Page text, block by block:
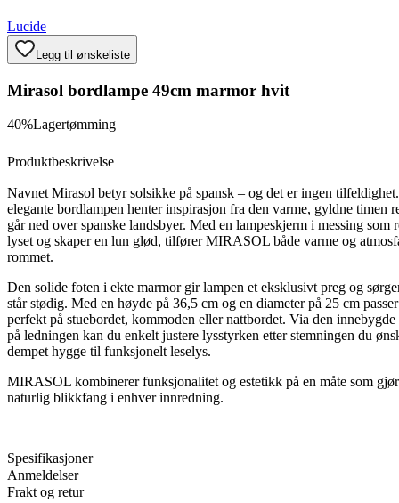
Lucide
Legg til ønskeliste
Mirasol bordlampe 49cm marmor hvit
40%Lagertømming
Produktbeskrivelse
Navnet Mirasol betyr solsikke på spansk – og det er ingen
elegante bordlampen henter inspirasjon fra den varme, gyldne timen
går ned over spanske landsbyer. Med en lampeskjerm i messing som
lyset og skaper en lun glød, tilfører MIRASOL både varme og
rommet.
Den solide foten i ekte marmor gir lampen et eksklusivt preg og
står stødig. Med en høyde på 36,5 cm og en diameter på 25 cm
perfekt på stuebordet, kommoden eller nattbordet. Via den
på ledningen kan du enkelt justere lysstyrken etter stemningen du
dempet hygge til funksjonelt leselys.
MIRASOL kombinerer funksjonalitet og estetikk på en måte som
naturlig blikkfang i enhver innredning.
Spesifikasjoner
Anmeldelser
Frakt og retur